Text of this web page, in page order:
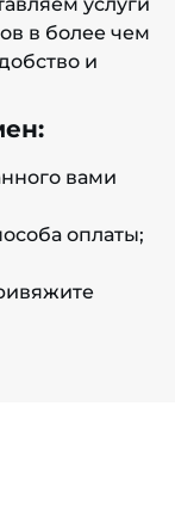
в более чем
и
вами
оплаты;